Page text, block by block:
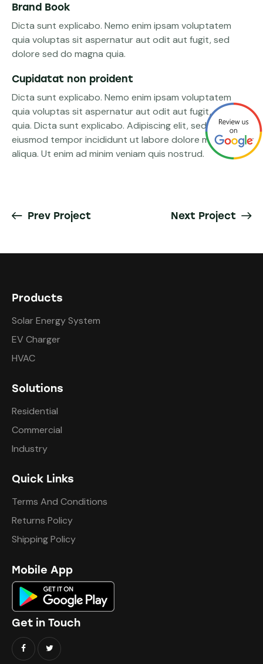
Brand Book
Dicta sunt explicabo. Nemo enim ipsam voluptatem
quia voluptas sit aspernatur aut odit aut fugit, sed
dolore sed do magna quia.
Cupidatat non proident
Dicta sunt explicabo. Nemo enim ipsam voluptatem
quia voluptas sit aspernatur aut odit aut fugit, sed
quia. Dicta sunt explicabo. Adipiscing elit, sed do
eiusmod tempor incididunt ut labore dolore magna
aliqua. Ut enim ad minim veniam quis nostrud.
Prev Project Next Project
Products
Solar Energy System
EV Charger
HVAC
Solutions
Residential
Commercial
Industry
Quick Links
Terms And Conditions
Returns Policy
Shipping Policy
Mobile App
Get in Touch